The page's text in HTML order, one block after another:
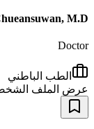
M.D.
Doctor
الطب الباطني
عرض الملف